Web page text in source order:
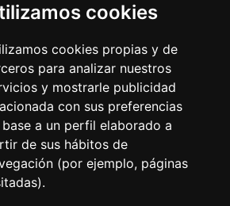
cookies
cookies propias y de
para analizar nuestros
y mostrarle publicidad
con sus preferencias
base a un perfil elaborado a
de sus hábitos de
(por ejemplo, páginas
Alicante
Barcelona
Córdoba
Granada
Madrid
Málaga
Marbella